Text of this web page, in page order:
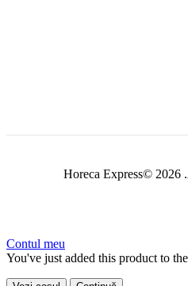
Horeca Express© 2026
Contul meu
You've just added this product to